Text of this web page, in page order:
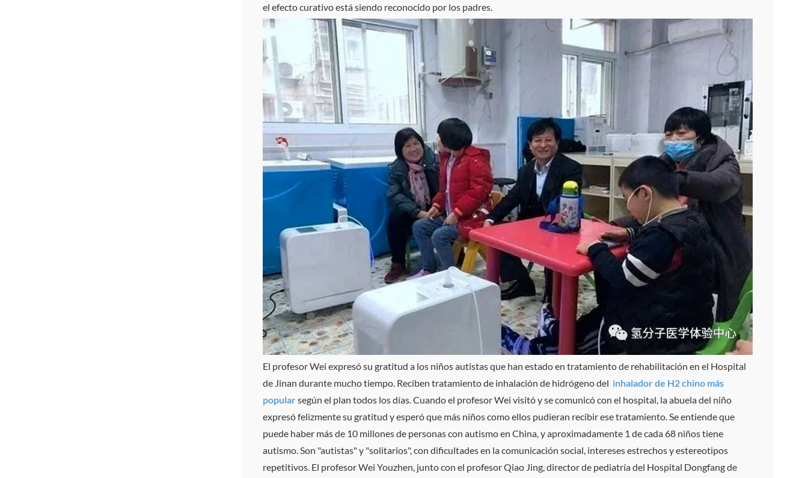
el efecto curativo está siendo reconocido por los padres.
El profesor Wei expresó su gratitud a los niños autistas que han estado en tratamiento de rehabilitación en el Hospital
de Jinan durante mucho tiempo. Reciben tratamiento de inhalación de hidrógeno del inhalador de H2 chino más
popularsegún el plan todos los días. Cuando el profesor Wei visitó y se comunicó con el hospital, la abuela del niño
expresó felizmente su gratitud y esperó que más niños como ellos pudieran recibir ese tratamiento. Se entiende que
puede haber más de 10 millones de personas con autismo en China, y aproximadamente 1 de cada 68 niños tiene
autismo. Son "autistas" y "solitarios", con dificultades en la comunicación social, intereses estrechos y estereotipos
repetitivos. El profesor Wei Youzhen, junto con el profesor Qiao Jing, director de pediatría del Hospital Dongfang de